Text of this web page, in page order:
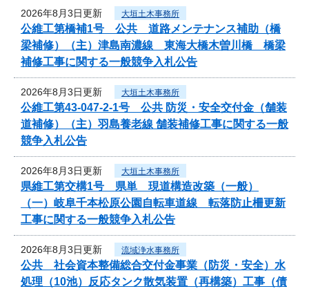
2026年8月3日更新 大垣土木事務所
公維工第橋補1号 公共 道路メンテナンス補助（橋
梁補修）（主）津島南濃線 東海大橋木曽川橋 橋梁
補修工事に関する一般競争入札公告
2026年8月3日更新 大垣土木事務所
公維工第43-047-2-1号 公共 防災・安全交付金（舗装
道補修）（主）羽島養老線 舗装補修工事に関する一般
競争入札公告
2026年8月3日更新 大垣土木事務所
県維工第交構1号 県単 現道構造改築（一般）
（一）岐阜千本松原公園自転車道線 転落防止柵更新
工事に関する一般競争入札公告
2026年8月3日更新 流域浄水事務所
公共 社会資本整備総合交付金事業（防災・安全）水
処理（10池）反応タンク散気装置（再構築）工事（債